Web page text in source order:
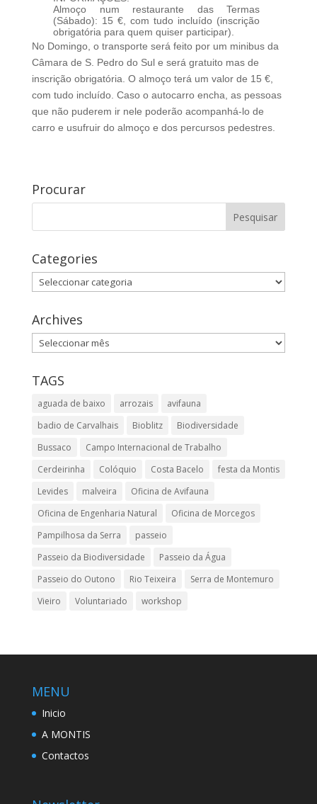
Almoço num restaurante das Termas
(Sábado): 15 €, com tudo incluído (inscrição
obrigatória para quem quiser participar).
No Domingo, o transporte será feito por um minibus da
Câmara de S. Pedro do Sul e será gratuito mas de
inscrição obrigatória. O almoço terá um valor de 15 €,
com tudo incluído. Caso o autocarro encha, as pessoas
que não puderem ir nele poderão acompanhá-lo de
carro e usufruir do almoço e dos percursos pedestres.
Procurar
Categories
Categories
Archives
Archives
TAGS
aguada de baixo arrozais
avifauna
badio de Carvalhais
Bioblitz
Biodiversidade
Bussaco
Campo Internacional de Trabalho
Cerdeirinha
Colóquio Costa Bacelo
festa da Montis
Levides
malveira
Oficina de Avifauna
Oficina de Engenharia Natural
Oficina de Morcegos
Pampilhosa da Serra
passeio
Passeio da Biodiversidade
Passeio da Água
Passeio do Outono
Rio Teixeira
Serra de Montemuro
Vieiro
Voluntariado workshop
MENU
Inicio
A MONTIS
Contactos